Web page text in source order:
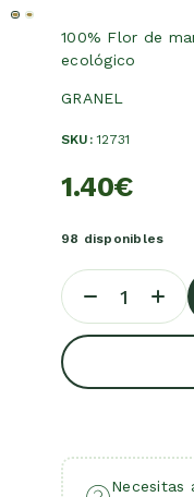
100% Flor de
ecológico
GRANEL
SKU:12731
1.40€
98 disponibles
Necesitas